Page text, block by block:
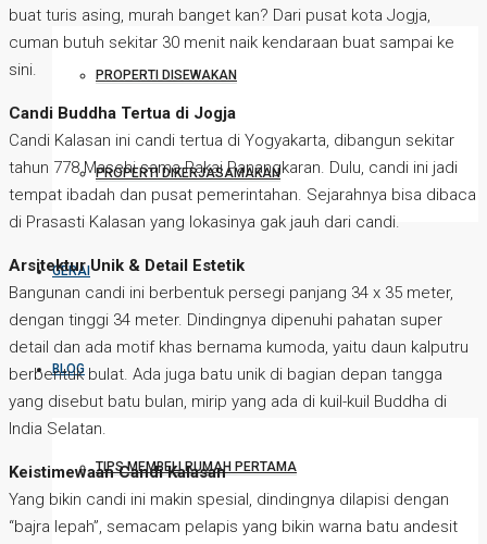
PROPERTI DISEWAKAN
PROPERTI DIKERJASAMAKAN
GERAI
BLOG
TIPS MEMBELI RUMAH PERTAMA
buat turis asing, murah banget kan? Dari pusat kota Jogja,
cuman butuh sekitar 30 menit naik kendaraan buat sampai ke
sini.
Candi Buddha Tertua di Jogja
Candi Kalasan ini candi tertua di Yogyakarta, dibangun sekitar
tahun 778 Masehi sama Rakai Panangkaran. Dulu, candi ini jadi
tempat ibadah dan pusat pemerintahan. Sejarahnya bisa dibaca
di Prasasti Kalasan yang lokasinya gak jauh dari candi.
Arsitektur Unik & Detail Estetik
Bangunan candi ini berbentuk persegi panjang 34 x 35 meter,
dengan tinggi 34 meter. Dindingnya dipenuhi pahatan super
detail dan ada motif khas bernama kumoda, yaitu daun kalputru
berbentuk bulat. Ada juga batu unik di bagian depan tangga
yang disebut batu bulan, mirip yang ada di kuil-kuil Buddha di
India Selatan.
Keistimewaan Candi Kalasan
Yang bikin candi ini makin spesial, dindingnya dilapisi dengan
“bajra lepah”, semacam pelapis yang bikin warna batu andesit